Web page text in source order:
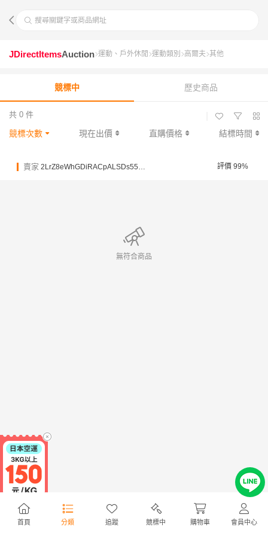
搜尋關鍵字或商品網址
首頁 分類 追蹤 競標中 購物車 會員中心
JDirectItemsAuction 運動、戶外休閒 運動類別 高爾夫 其他
競標中 歷史商品
共 0 件
競標次數 現在出價 直購價格 結標時間
賣家 2LrZ8eWhGDiRACpALSDs551qnntCY 評價 99%
無符合商品